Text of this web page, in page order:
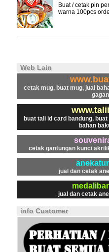
Buat / cetak pin
warna 100pcs
Web Lain
cetak mug, buat mug, jual
buat tali id card bandung,
bahan
cetak gantungan kunci
jual dan cetak
jual dan cetak
info Customer